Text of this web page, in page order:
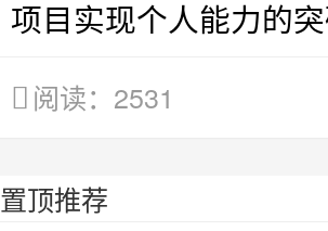
项目实现个人能力的
阅读：2531
置顶推荐